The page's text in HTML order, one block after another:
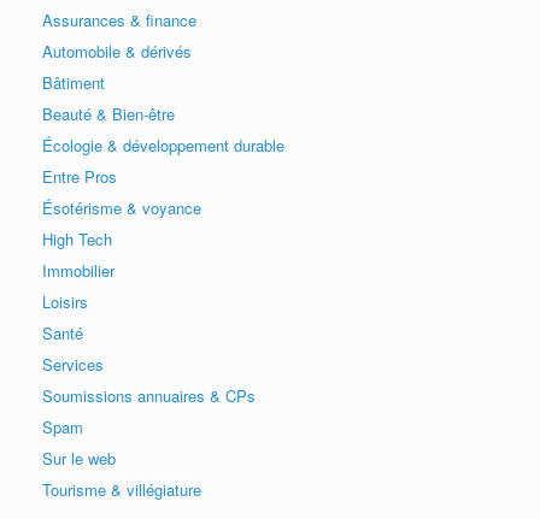
Assurances & finance
Automobile & dérivés
Bâtiment
Beauté & Bien-être
Écologie & développement durable
Entre Pros
Ésotérisme & voyance
High Tech
Immobilier
Loisirs
Santé
Services
Soumissions annuaires & CPs
Spam
Sur le web
Tourisme & villégiature